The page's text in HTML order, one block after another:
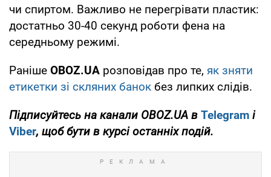
чи спиртом. Важливо не перегрівати пластик:
достатньо 30-40 секунд роботи фена на
середньому режимі.
Раніше OBOZ.UA розповідав про те, як зняти
етикетки зі скляних банок без липких слідів.
Підписуйтесь на канали OBOZ.UA в Telegram і
Viber, щоб бути в курсі останніх подій.